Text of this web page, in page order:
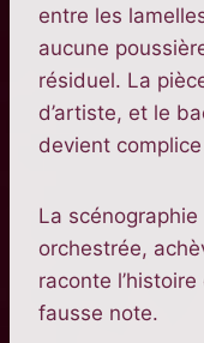
entre les
aucune
résiduel. La
d’artiste, et le
devient
La
orchestrée,
raconte
fausse note.